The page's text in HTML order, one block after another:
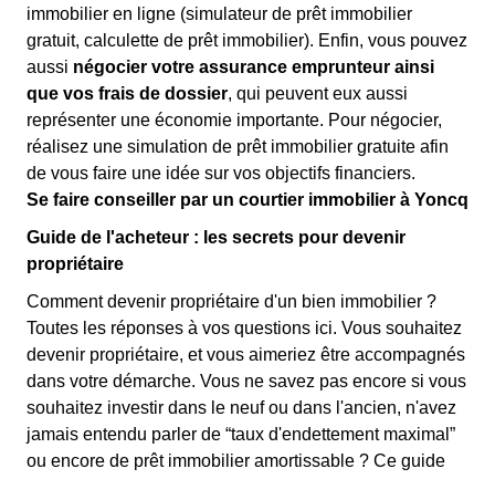
immobilier en ligne (simulateur de prêt immobilier
gratuit, calculette de prêt immobilier). Enfin, vous pouvez
aussi négocier votre assurance emprunteur ainsi
que vos frais de dossier, qui peuvent eux aussi
représenter une économie importante. Pour négocier,
réalisez une simulation de prêt immobilier gratuite afin
de vous faire une idée sur vos objectifs financiers.
Se faire conseiller par un courtier immobilier à Yoncq
Guide de l'acheteur : les secrets pour devenir
propriétaire
Comment devenir propriétaire d'un bien immobilier ?
Toutes les réponses à vos questions ici. Vous souhaitez
devenir propriétaire, et vous aimeriez être accompagnés
dans votre démarche. Vous ne savez pas encore si vous
souhaitez investir dans le neuf ou dans l'ancien, n'avez
jamais entendu parler de “taux d'endettement maximal”
ou encore de prêt immobilier amortissable ? Ce guide